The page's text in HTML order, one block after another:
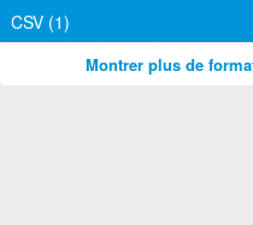
CSV (1)
Montrer plus de